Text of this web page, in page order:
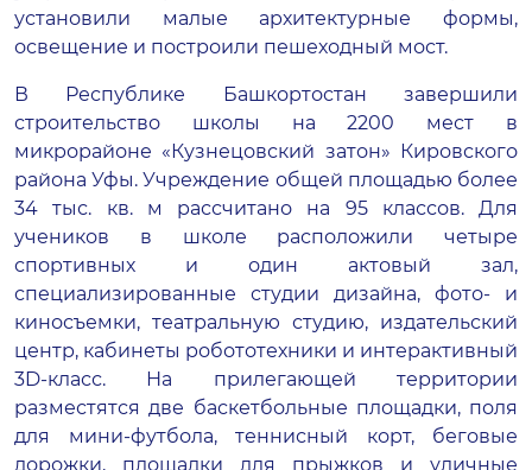
установили малые архитектурные формы,
освещение и построили пешеходный мост.
В Республике Башкортостан завершили
строительство школы на 2200 мест в
микрорайоне «Кузнецовский затон» Кировского
района Уфы. Учреждение общей площадью более
34 тыс. кв. м рассчитано на 95 классов. Для
учеников в школе расположили четыре
спортивных и один актовый зал,
специализированные студии дизайна, фото- и
киносъемки, театральную студию, издательский
центр, кабинеты робототехники и интерактивный
3D-класс. На прилегающей территории
разместятся две баскетбольные площадки, поля
для мини-футбола, теннисный корт, беговые
дорожки, площадки для прыжков и уличные